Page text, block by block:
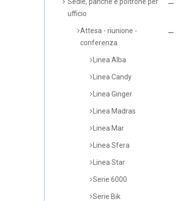
ufficio
Attesa - riunione -
conferenza
Linea Alba
Linea Candy
Linea Ginger
Linea Madras
Linea Mar
Linea Sfera
Linea Star
Serie 6000
Serie Bik